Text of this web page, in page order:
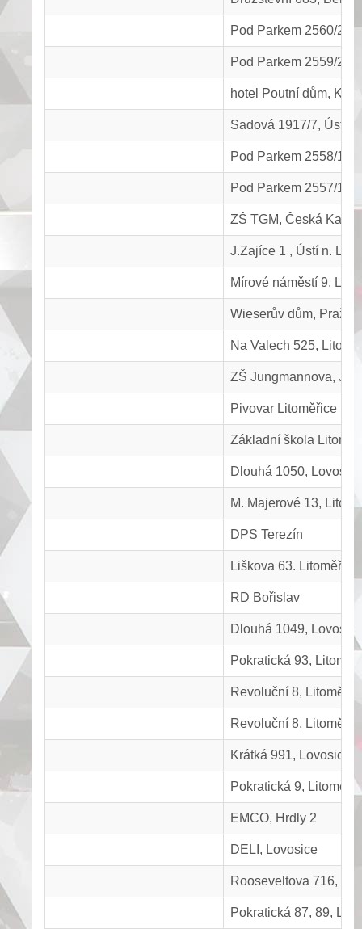
Pod Parkem 2560/22,
Pod Parkem 2559/20,
hotel Poutní dům,
Sadová 1917/7, Ústí
Pod Parkem 2558/18,
Pod Parkem 2557/16,
ZŠ TGM, Česká
J.Zajíce 1 , Ústí n.
Mírové náměstí 9,
Wieserův dům,
Na Valech 525,
ZŠ Jungmannova,
Pivovar Litoměřice
Základní škola
Dlouhá 1050, Lovosice
M. Majerové 13,
DPS Terezín
Liškova 63. Litoměřice
RD Bořislav
Dlouhá 1049, Lovosice
Pokratická 93,
Revoluční 8,
Revoluční 8,
Krátká 991, Lovosice
Pokratická 9,
EMCO, Hrdly 2
DELI, Lovosice
Rooseveltova 716,
Pokratická 87, 89,